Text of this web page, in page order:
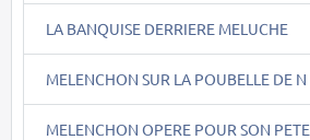
LA BANQUISE DERRIERE MELUCHE
MELENCHON SUR LA POUBELLE DE N
MELENCHON OPERE POUR SON PETE